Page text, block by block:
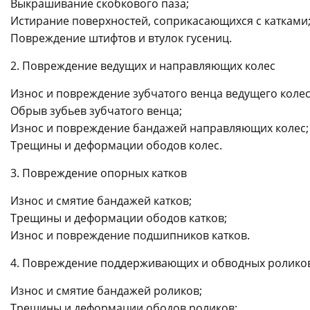
Выкрашивание скобкового паза;
Истирание поверхностей, соприкасающихся с катками;
Повреждение штифтов и втулок гусениц.
2. Повреждение ведущих и направляющих колес
Износ и повреждение зубчатого венца ведущего
Обрыв зубьев зубчатого венца;
Износ и повреждение бандажей направляющих колес;
Трещины и деформации ободов колес.
3. Повреждение опорных катков
Износ и смятие бандажей катков;
Трещины и деформации ободов катков;
Износ и повреждение подшипников катков.
4. Повреждение поддерживающих и обводных
Износ и смятие бандажей роликов;